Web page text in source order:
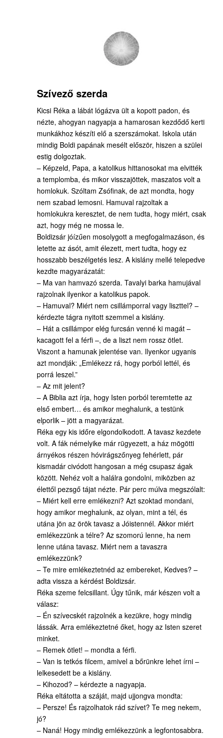
Szívező szerda
Kicsi Réka a lábát lógázva ült a kopott padon, és
nézte, ahogyan nagyapja a hamarosan kezdődő kerti
munkákhoz készíti elő a szerszámokat. Iskola után
mindig Boldi papának mesélt először, hiszen a szülei
estig dolgoztak.
– Képzeld, Papa, a katolikus hittanosokat ma elvitték
a templomba, és mikor visszajöttek, maszatos volt a
homlokuk. Szóltam Zsófinak, de azt mondta, hogy
nem szabad lemosni. Hamuval rajzoltak a
homlokukra keresztet, de nem tudta, hogy miért, csak
azt, hogy még ne mossa le.
Boldizsár jóízűen mosolygott a megfogalmazáson, és
letette az ásót, amit élezett, mert tudta, hogy ez
hosszabb beszélgetés lesz. A kislány mellé telepedve
kezdte magyarázatát:
– Ma van hamvazó szerda. Tavalyi barka hamujával
rajzolnak ilyenkor a katolikus papok.
– Hamuval? Miért nem csillámporral vagy liszttel? –
kérdezte tágra nyitott szemmel a kislány.
– Hát a csillámpor elég furcsán venné ki magát –
kacagott fel a férfi –, de a liszt nem rossz ötlet.
Viszont a hamunak jelentése van. Ilyenkor ugyanis
azt mondják: „Emlékezz rá, hogy porból lettél, és
porrá leszel.”
– Az mit jelent?
– A Biblia azt írja, hogy Isten porból teremtette az
első embert… és amikor meghalunk, a testünk
elporlik – jött a magyarázat.
Réka egy kis időre elgondolkodott. A tavasz kezdete
volt. A fák némelyike már rügyezett, a ház mögötti
árnyékos részen hóvirágszőnyeg fehérlett, pár
kismadár civódott hangosan a még csupasz ágak
között. Nehéz volt a halálra gondolni, miközben az
élettől pezsgő tájat nézte. Pár perc múlva megszólalt:
– Miért kell erre emlékezni? Azt szoktad mondani,
hogy amikor meghalunk, az olyan, mint a tél, és
utána jön az örök tavasz a Jóistennél. Akkor miért
emlékezzünk a télre? Az szomorú lenne, ha nem
lenne utána tavasz. Miért nem a tavaszra
emlékezzünk?
– Te mire emlékeztetnéd az embereket, Kedves? –
adta vissza a kérdést Boldizsár.
Réka szeme felcsillant. Úgy tűnik, már készen volt a
válasz:
– Én szívecskét rajzolnék a kezükre, hogy mindig
lássák. Arra emlékeztetné őket, hogy az Isten szeret
minket.
– Remek ötlet! – mondta a férfi.
– Van is tetkós filcem, amivel a bőrünkre lehet írni –
lelkesedett be a kislány.
– Kihozod? – kérdezte a nagyapja.
Réka eltátotta a száját, majd ujjongva mondta:
– Persze! És rajzolhatok rád szívet? Te meg nekem,
jó?
– Naná! Hogy mindig emlékezzünk a legfontosabbra.